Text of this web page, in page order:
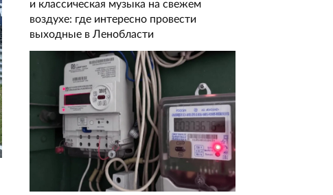
и классическая музыка на свежем
воздухе: где интересно провести
выходные в Ленобласти